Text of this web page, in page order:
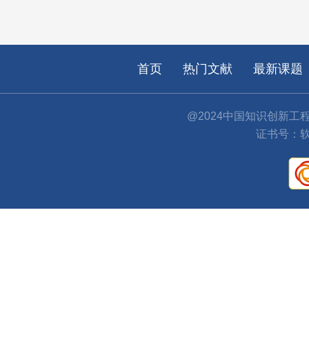
首页 热门文献 最新课题
@2024中国知识创新工
证书号：